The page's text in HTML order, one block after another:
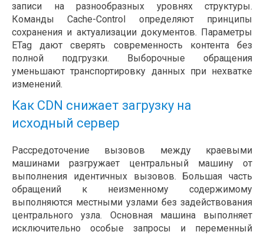
записи на разнообразных уровнях структуры.
Команды Cache-Control определяют принципы
сохранения и актуализации документов. Параметры
ETag дают сверять современность контента без
полной подгрузки. Выборочные обращения
уменьшают транспортировку данных при нехватке
изменений.
Как CDN снижает загрузку на
исходный сервер
Рассредоточение вызовов между краевыми
машинами разгружает центральный машину от
выполнения идентичных вызовов. Большая часть
обращений к неизменному содержимому
выполняются местными узлами без задействования
центрального узла. Основная машина выполняет
исключительно особые запросы и переменный